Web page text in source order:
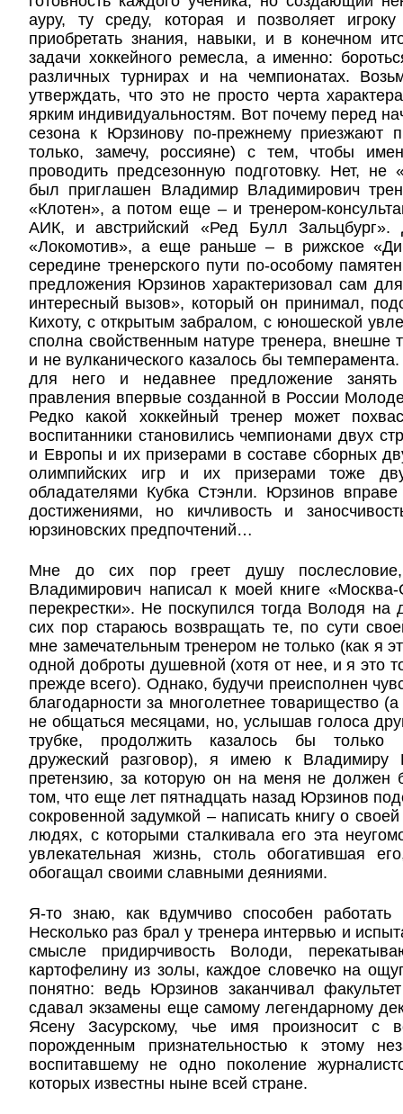
ауру, ту среду, которая и позволяет
приобретать знания, навыки, и в конечном
задачи хоккейного ремесла, а именно:
различных турнирах и на чемпионатах.
утверждать, что это не просто черта
ярким индивидуальностям. Вот почему перед
сезона к Юрзинову по-прежнему приезжают
только, замечу, россияне) с тем, чтобы
проводить предсезонную подготовку. Нет, не
был приглашен Владимир Владимирович
«Клотен», а потом еще – и тренером-
АИК, и австрийский «Ред Булл
«Локомотив», а еще раньше – в рижское
середине тренерского пути по-особому
предложения Юрзинов характеризовал сам
интересный вызов», который он принимал,
Кихоту, с открытым забралом, с юношеской
сполна свойственным натуре тренера, внешне
и не вулканического казалось бы
для него и недавнее предложение занять
правления впервые созданной в России
Редко какой хоккейный тренер может
воспитанники становились чемпионами двух
и Европы и их призерами в составе сборных
олимпийских игр и их призерами тоже
обладателями Кубка Стэнли. Юрзинов вправе
достижениями, но кичливость и
юрзиновских предпочтений…
Мне до сих пор греет душу
Владимирович написал к моей книге «Москва-
перекрестки». Не поскупился тогда Володя
сих пор стараюсь возвращать те, по сути
мне замечательным тренером не только (как я
одной доброты душевной (хотя от нее, и я это
прежде всего). Однако, будучи преисполнен
благодарности за многолетнее товарищество
не общаться месяцами, но, услышав голоса
трубке, продолжить казалось бы только
дружеский разговор), я имею к Владимиру
претензию, за которую он на меня не должен
том, что еще лет пятнадцать назад Юрзинов
сокровенной задумкой – написать книгу о
людях, с которыми сталкивала его эта
увлекательная жизнь, столь обогатившая
обогащал своими славными деяниями.
Я-то знаю, как вдумчиво способен
Несколько раз брал у тренера интервью и
смысле придирчивость Володи,
картофелину из золы, каждое словечко на
понятно: ведь Юрзинов заканчивал
сдавал экзамены еще самому легендарному
Ясену Засурскому, чье имя произносит с
порожденным признательностью к этому
воспитавшему не одно поколение
которых известны ныне всей стране.